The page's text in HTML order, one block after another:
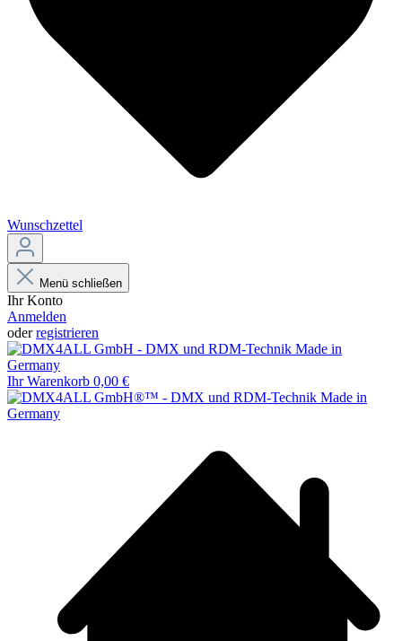
Wunschzettel
Menü schließen
Ihr Konto
Anmelden
oderregistrieren
Ihr Warenkorb 0,00 €